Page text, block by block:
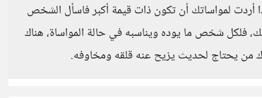
أردت لمواساتك أن تكون ذات قيمة أكبر فاسأل الشخص
فلكل شخص ما يوده ويناسبه في حالة المواساة، هناك
من يحتاج لحديث يزيح عنه قلقه ومخاوفه.